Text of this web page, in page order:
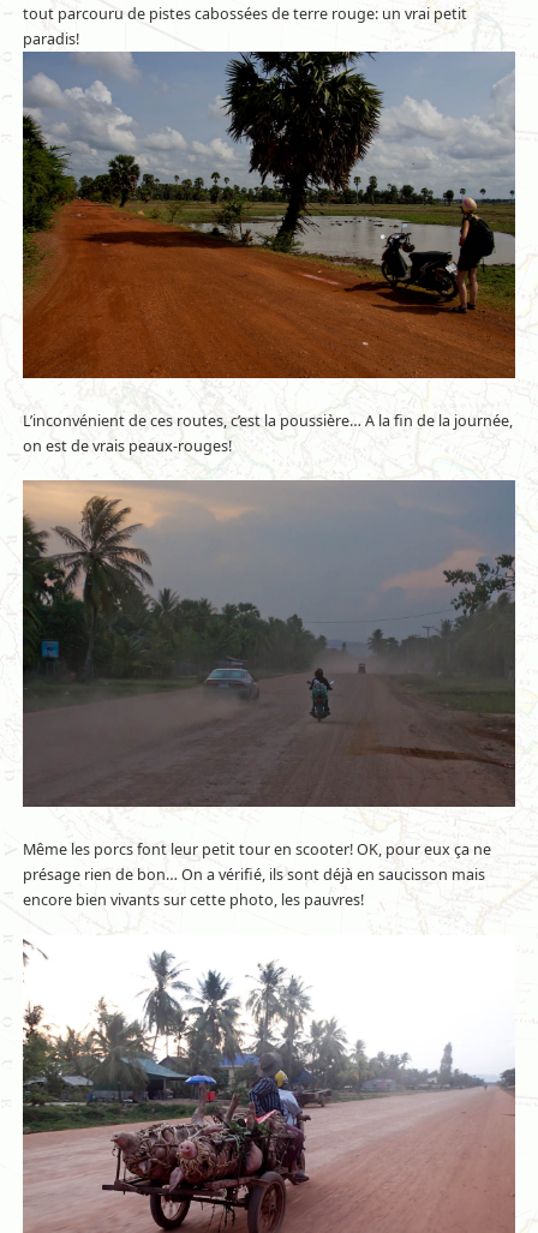
tout parcouru de pistes cabossées de terre rouge: un vrai petit
paradis!
L’inconvénient de ces routes, c’est la poussière… A la fin de la journée,
on est de vrais peaux-rouges!
Même les porcs font leur petit tour en scooter! OK, pour eux ça ne
présage rien de bon… On a vérifié, ils sont déjà en saucisson mais
encore bien vivants sur cette photo, les pauvres!